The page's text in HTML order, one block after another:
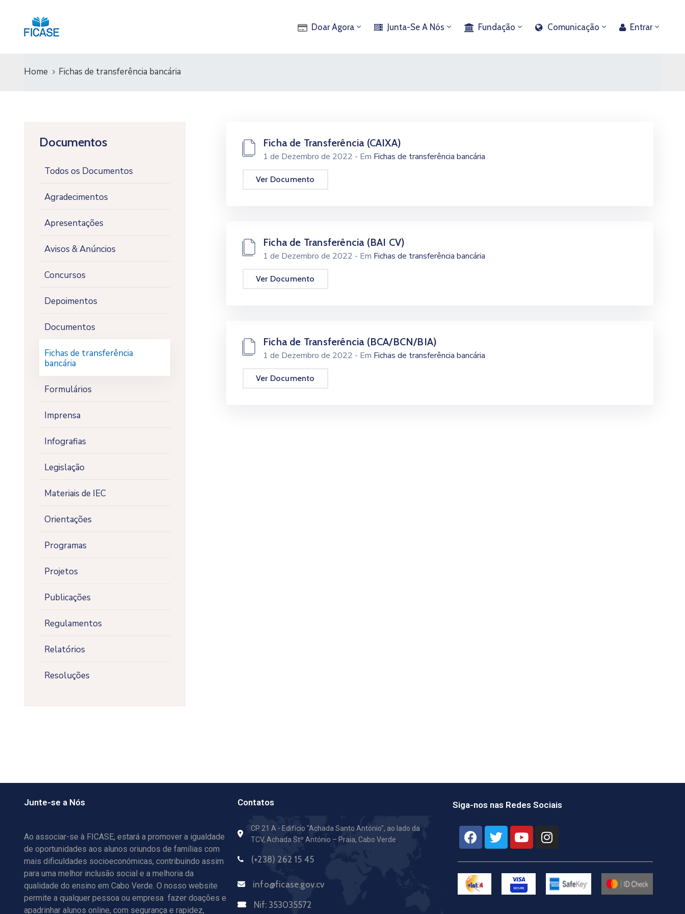
Doar Agora Junta-Se A Nós Fundação Comunicação Entrar
Home Fichas de transferência bancária
Documentos
Todos os Documentos
Agradecimentos
Apresentações
Avisos & Anúncios
Concursos
Depoimentos
Documentos
Fichas de transferência
bancária
Formulários
Imprensa
Infografias
Legislação
Materiais de IEC
Orientações
Programas
Projetos
Publicações
Regulamentos
Relatórios
Resoluções
Ficha de Transferência (CAIXA)
1 de Dezembro de 2022 - Em Fichas de transferência bancária
Ver Documento
Ficha de Transferência (BAI CV)
1 de Dezembro de 2022 - Em Fichas de transferência bancária
Ver Documento
Ficha de Transferência (BCA/BCN/BIA)
1 de Dezembro de 2022 - Em Fichas de transferência bancária
Ver Documento
Junte-se a Nós
Ao associar-se à FICASE, estará a promover a igualdade
de oportunidades aos alunos oriundos de famílias com
mais dificuldades socioeconómicas, contribuindo assim
para uma melhor inclusão social e a melhoria da
qualidade do ensino em Cabo Verde. O nosso website
permite a qualquer pessoa ou empresa fazer doações e
apadrinhar alunos online, com segurança e rapidez,
Contatos
CP 21 A - Edifício "Achada Santo António", ao lado da
TCV, Achada Stº António – Praia, Cabo Verde
(+238) 262 15 45
info@ficase.gov.cv
Nif: 353035572
Siga-nos nas Redes Sociais